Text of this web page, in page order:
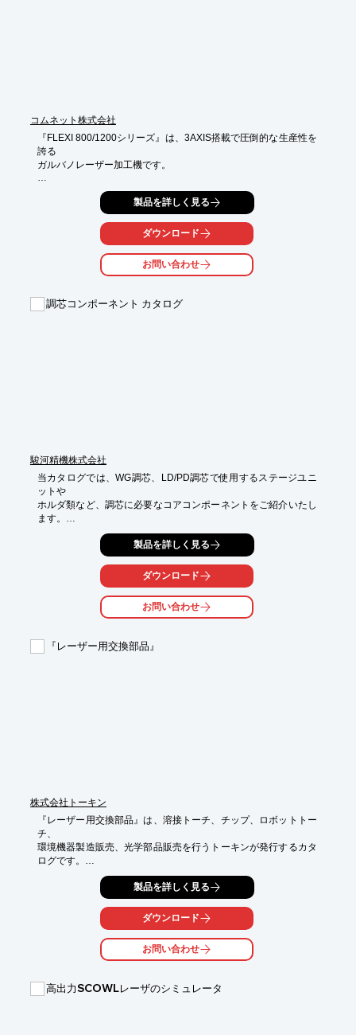
コムネット株式会社
『FLEXI 800/1200シリーズ』は、3AXIS搭載で圧倒的な生産性を
誇る
ガルバノレーザー加工機です。
お客様の多様なご要望にお応えするため、革新的でフレキシブル
テーブルタイプとレーザーシステムを装備した「FLEXI800シリ
「FLEXI1200シリーズ」を開発しました。
■加工エリア600×600mm対応
■様々なワークエリアで好適なビーム径を再現
製品を詳しく見る
ダウンロード
お問い合わせ
調芯コンポーネント カタログ
駿河精機株式会社
当カタログでは、WG調芯、LD/PD調芯で使用するステージユニ
ットや
ホルダ類など、調芯に必要なコアコンポーネントをご紹介いたし
ます。
手動ステージ調芯ユニット（3軸）「E2000Sシリーズ」をはじ
的確なアライメントを行えるように設計された「デバイスホル
FCコネクタ付光ファイバを固定するための「FCコネクタホル
【掲載内容】
製品を詳しく見る
ダウンロード
お問い合わせ
『レーザー用交換部品』
株式会社トーキン
『レーザー用交換部品』は、溶接トーチ、チップ、ロボットトー
チ、
環境機器製造販売、光学部品販売を行うトーキンが発行するカタ
ログです。
CO2レーザーのしくみをはじめ、高精度・高速度、先端加工技術
光学部品などを多数掲載しています。
・CO2レーザーしくみ
・CO2レーザー「ミラー」
製品を詳しく見る
ダウンロード
お問い合わせ
高出力SCOWLレーザのシミュレータ